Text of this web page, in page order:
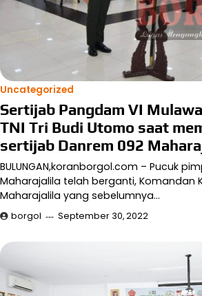
Uncategorized
Sertijab Pangdam VI
TNI Tri Budi Utomo saat
sertijab Danrem 092
BULUNGAN,koranborgol.com – Pucuk
Maharajalila telah berganti, Komandan
Maharajalila yang sebelumnya…
borgol September 30, 2022